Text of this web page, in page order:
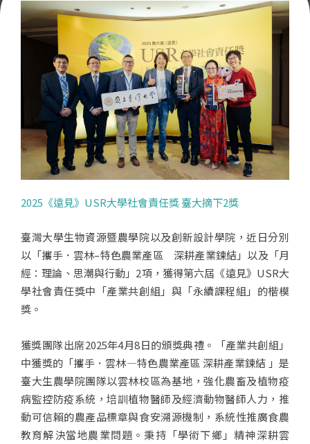
2025《遠見》USR大學社會責任獎 臺大摘下2獎
臺灣大學生物資源暨農學院以及創新設計學院，近日分別
以「攜手．雲林–特色農業產區 深耕產業鍊結」以及「月
經：理論、思潮與行動」2項，獲得第六屆《遠見》USR大
學社會責任獎中「產業共創組」與「永續課程組」的楷模
獎。
獲獎團隊出席2025年4月8日的頒獎典禮。「產業共創組」
中獲獎的「攜手．雲林—特色農業產區 深耕產業鍊結 」是
臺大生農學院團隊以雲林校區為基地，強化農畜及植物疫
病監控防疫系統，培訓植物醫師及經濟動物醫師人力，推
動可信賴的農產品標章與食安溯源機制，系統性推廣食農
教育解決當地農業問題。秉持「學術下鄉」精神深耕雲